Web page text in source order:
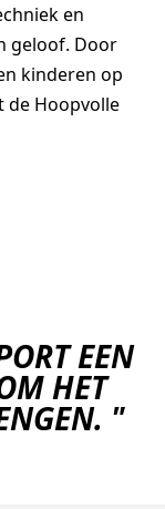
en
geloof. Door
kinderen op
de Hoopvolle
EEN
HET
"